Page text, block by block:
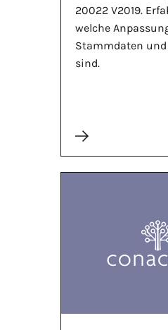
20022 V2019.
welche
Stammdaten
sind.